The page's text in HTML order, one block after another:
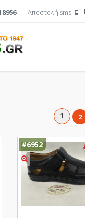
Αποστολή sms
1 2
#6952